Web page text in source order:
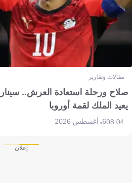
مقالات وتقارير
صلاح ورحلة استعادة العرش..
يعيد الملك لقمة أوروبا
08:046 أغسطس 2026
إعلان